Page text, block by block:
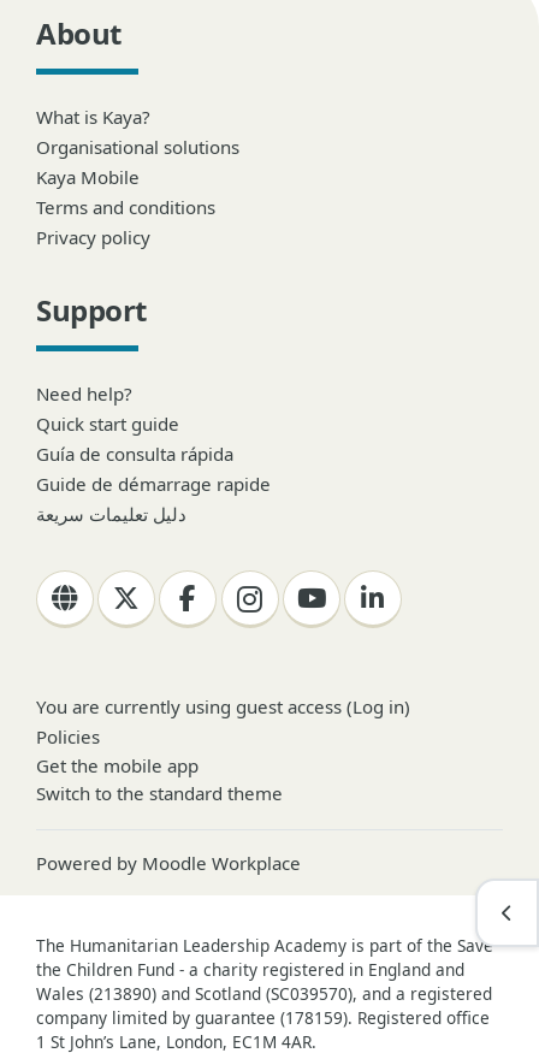
About
What is Kaya?
Organisational solutions
Kaya Mobile
Terms and conditions
Privacy policy
Support
Need help?
Quick start guide
Guía de consulta rápida
Guide de démarrage rapide
دليل تعليمات سريعة
You are currently using guest access (Log in)
Policies
Get the mobile app
Switch to the standard theme
Powered by Moodle Workplace
The Humanitarian Leadership Academy is part of the Save
the Children Fund - a charity registered in England and
Wales (213890) and Scotland (SC039570), and a registered
company limited by guarantee (178159). Registered office
1 St John’s Lane, London, EC1M 4AR.